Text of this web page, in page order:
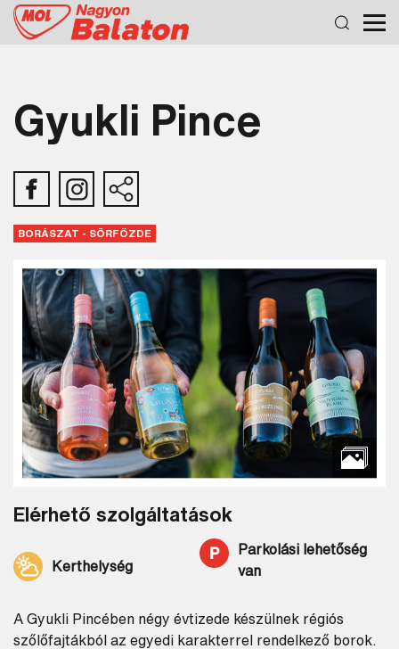
Gyukli Pince
BORÁSZAT - SÖRFŐZDE
Elérhető szolgáltatások
Kerthelység
Parkolási lehetőség
van
A Gyukli Pincében négy évtizede készülnek régiós
szőlőfajtákból az egyedi karakterrel rendelkező borok.